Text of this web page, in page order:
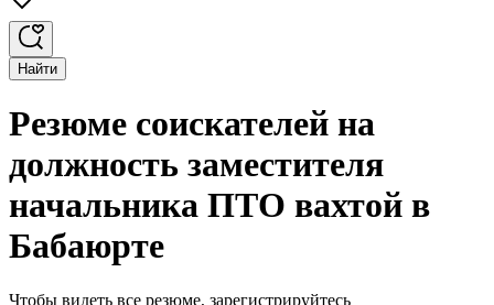
Найти
Резюме соискателей на
должность заместителя
начальника ПТО вахтой в
Бабаюрте
Чтобы видеть все резюме, зарегистрируйтесь